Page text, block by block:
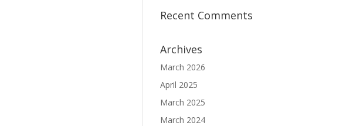
Recent Comments
Archives
March 2026
April 2025
March 2025
March 2024